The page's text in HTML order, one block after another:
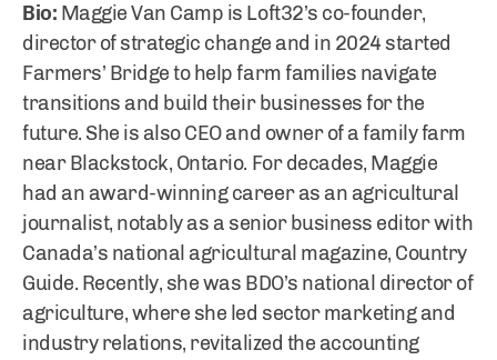
Bio: Maggie Van Camp is Loft32’s co-founder,
director of strategic change and in 2024 started
Farmers’ Bridge to help farm families navigate
transitions and build their businesses for the
future. She is also CEO and owner of a family farm
near Blackstock, Ontario. For decades, Maggie
had an award-winning career as an agricultural
journalist, notably as a senior business editor with
Canada’s national agricultural magazine, Country
Guide. Recently, she was BDO’s national director of
agriculture, where she led sector marketing and
industry relations, revitalized the accounting